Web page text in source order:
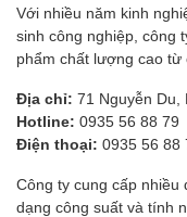
Với nhiều năm kinh
sinh công nghiệp, công
phẩm chất lượng cao từ
Địa chỉ: 71 Nguyễn Du,
Hotline: 0935 56 88 79
Điện thoại: 0935 56 88
Công ty cung cấp nhiều
dạng công suất và tính